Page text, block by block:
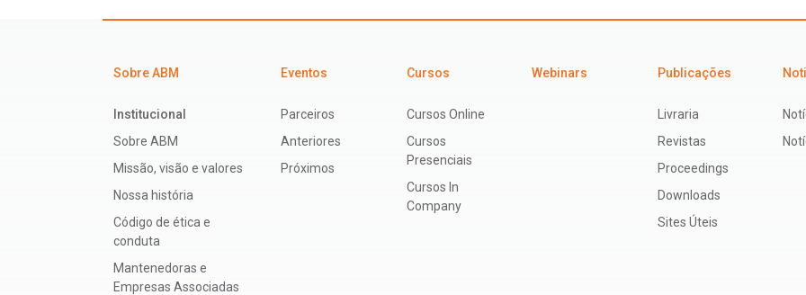
Sobre ABM
Institucional
Sobre ABM
Missão, visão e valores
Nossa história
Código de ética e
conduta
Mantenedoras e
Empresas Associadas
Eventos
Parceiros
Anteriores
Próximos
Cursos
Cursos Online
Cursos
Presenciais
Cursos In
Company
Webinars Publicações
Livraria
Revistas
Proceedings
Downloads
Sites Úteis